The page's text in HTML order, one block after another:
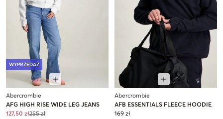
WYPRZEDAŻ
Abercrombie
AFG HIGH RISE WIDE LEG JEANS
127,50 zł255 zł
Abercrombie
AFB ESSENTIALS FLEECE HOODIE
169 zł